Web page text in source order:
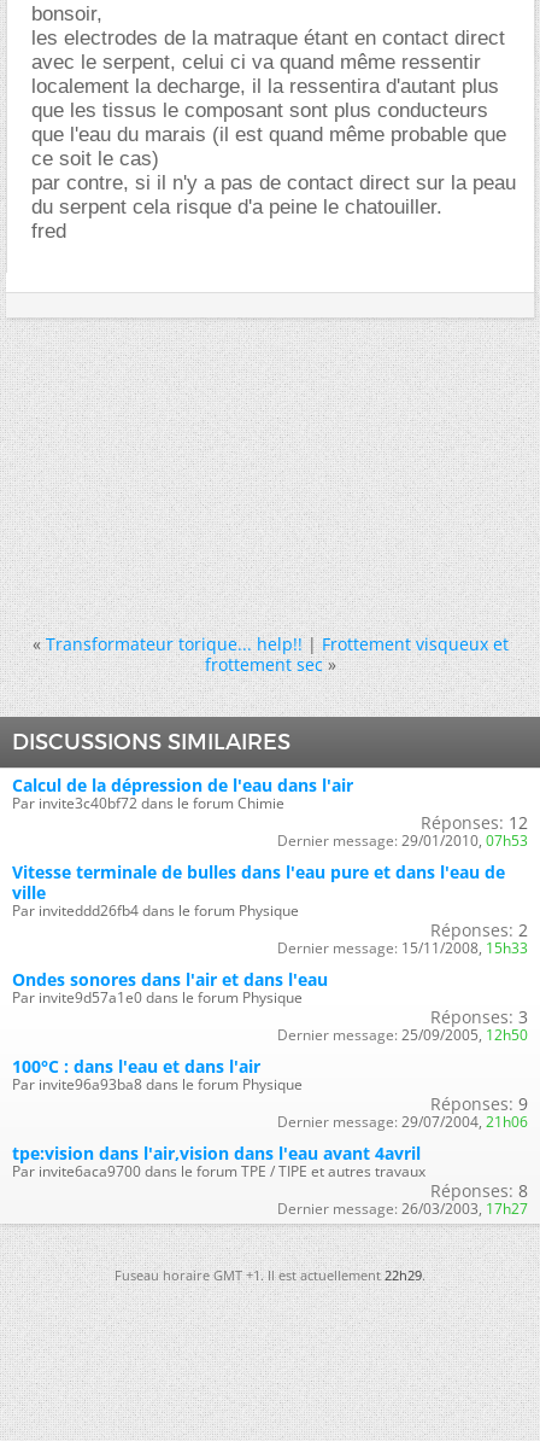
bonsoir,
les electrodes de la matraque étant en contact direct
avec le serpent, celui ci va quand même ressentir
localement la decharge, il la ressentira d'autant plus
que les tissus le composant sont plus conducteurs
que l'eau du marais (il est quand même probable que
ce soit le cas)
par contre, si il n'y a pas de contact direct sur la peau
du serpent cela risque d'a peine le chatouiller.
fred
« Transformateur torique... help!!|Frottement visqueux et
frottement sec »
DISCUSSIONS SIMILAIRES
Calcul de la dépression de l'eau dans l'air
Par invite3c40bf72 dans le forum Chimie
Réponses: 12
Dernier message: 29/01/2010, 07h53
Vitesse terminale de bulles dans l'eau pure et dans l'eau de
ville
Par inviteddd26fb4 dans le forum Physique
Réponses: 2
Dernier message: 15/11/2008, 15h33
Ondes sonores dans l'air et dans l'eau
Par invite9d57a1e0 dans le forum Physique
Réponses: 3
Dernier message: 25/09/2005, 12h50
100°C : dans l'eau et dans l'air
Par invite96a93ba8 dans le forum Physique
Réponses: 9
Dernier message: 29/07/2004, 21h06
tpe:vision dans l'air,vision dans l'eau avant 4avril
Par invite6aca9700 dans le forum TPE / TIPE et autres travaux
Réponses: 8
Dernier message: 26/03/2003, 17h27
Fuseau horaire GMT +1. Il est actuellement22h29.